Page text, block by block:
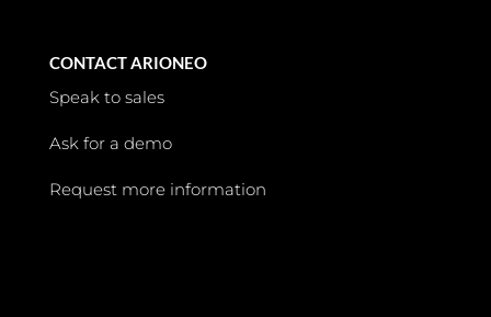
CONTACT ARIONEO
Speak to sales
Ask for a demo
Request more information